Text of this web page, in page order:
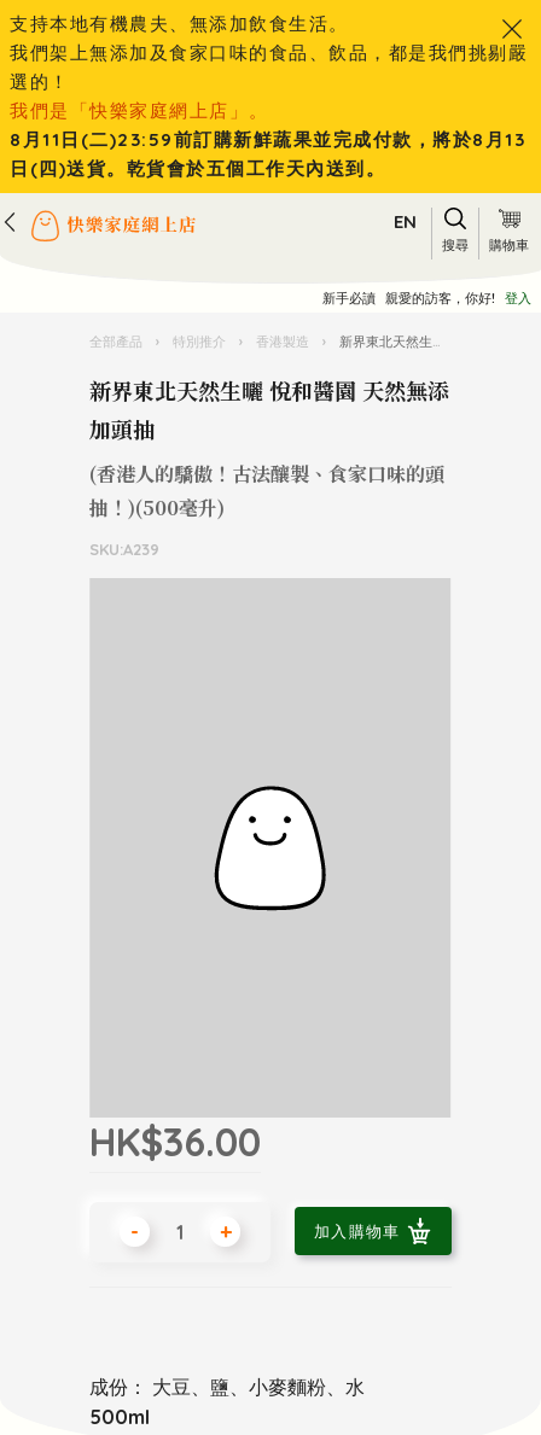
支持本地有機農夫、無添加飲食生活。
我們架上無添加及食家口味的食品、飲品，都是我們挑剔嚴
選的！
我們是「快樂家庭網上店」。
8月11日(二)23:59前訂購新鮮蔬果並完成付款，將於8月13
日(四)送貨。乾貨會於五個工作天內送到。
EN
搜尋 購物車
新手必讀 親愛的訪客，你好! 登入
全部產品 › 特別推介 › 香港製造 › 新界東北天然生曬 悅和醬園 天然無添加頭抽
新界東北天然生曬 悅和醬園 天然無添
加頭抽
(香港人的驕傲！古法釀製、食家口味的頭
抽！)(500毫升)
SKU:A239
HK$36.00
- + 加入購物車
成份： 大豆、鹽、小麥麵粉、水
500ml